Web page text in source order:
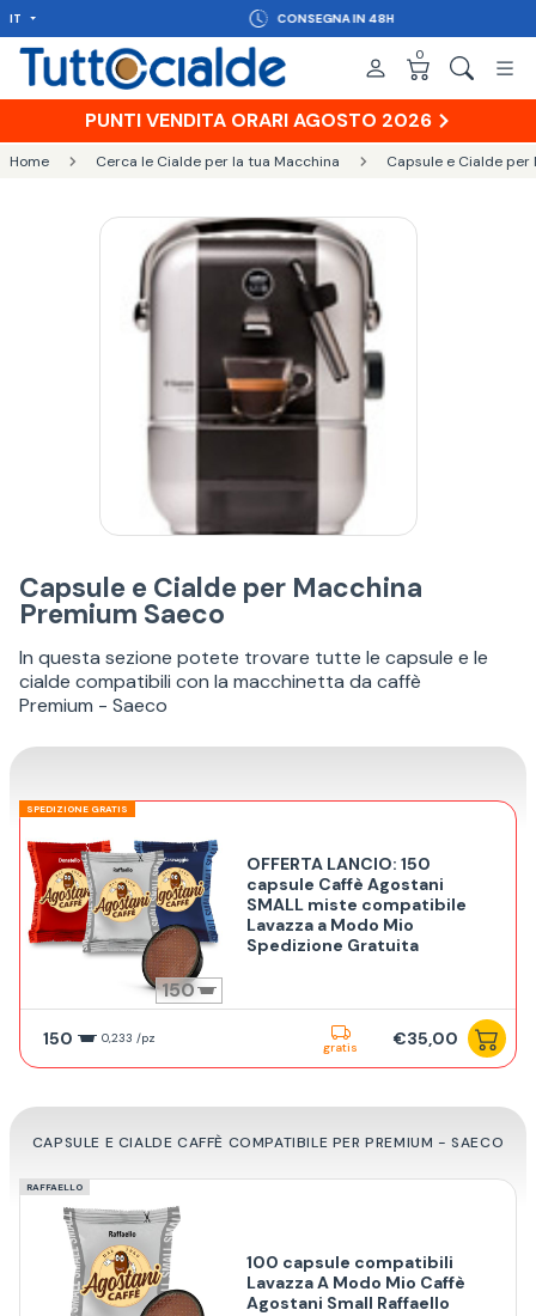
IT CONSEGNA IN 48H
0
PUNTI VENDITA ORARI AGOSTO 2026
Home Cerca le Cialde per la tua Macchina Capsule e Cialde per
Capsule e Cialde per Macchina
Premium Saeco
In questa sezione potete trovare tutte le capsule e le
cialde compatibili con la macchinetta da caffè
Premium - Saeco
SPEDIZIONE GRATIS
150
OFFERTA LANCIO: 150
capsule Caffè Agostani
SMALL miste compatibile
Lavazza a Modo Mio
Spedizione Gratuita
150 0,233 /pz
gratis €35,00
CAPSULE E CIALDE CAFFÈ COMPATIBILE PER PREMIUM - SAECO
RAFFAELLO
100 capsule compatibili
Lavazza A Modo Mio Caffè
Agostani Small Raffaello